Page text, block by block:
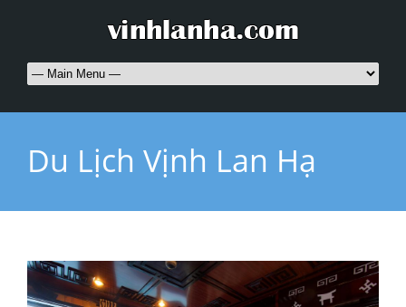
Du Lịch Vịnh Lan Hạ